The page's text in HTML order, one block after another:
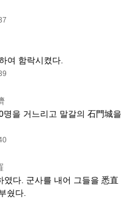
여 함락시켰다.
을 거느리고 말갈의 石門城을
였다. 군사를 내어 그들을 悉直
쉈다.